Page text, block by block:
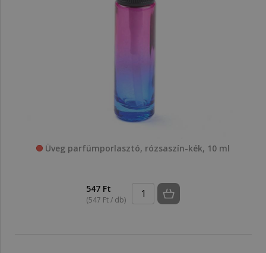
Üveg parfümporlasztó, rózsaszín-kék, 10 ml
547 Ft
(547 Ft / db)